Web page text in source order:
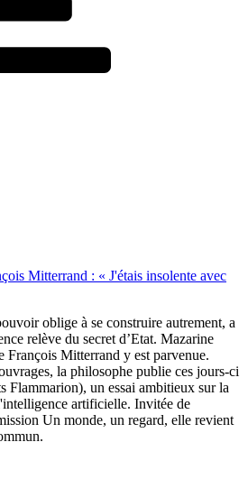
Mitterrand : « J'étais insolente avec
oblige à se construire autrement, a
relève du secret d’Etat. Mazarine
François Mitterrand y est parvenue.
la philosophe publie ces jours-ci
Flammarion), un essai ambitieux sur la
artificielle. Invitée de
Un monde, un regard, elle revient